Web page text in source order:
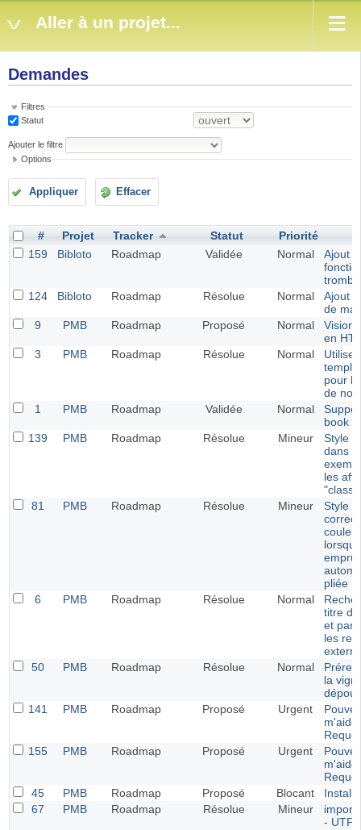
Aller à un projet...
Demandes
Filtres
Statut
Ajouter le filtre
Options
Appliquer Effacer
# Projet Tracker Statut
Priorité
159
Bibloto Roadmap Validée Normal
Ajout
124
Bibloto Roadmap Résolue Normal
Ajout
de
9
PMB Roadmap Proposé Normal
en
3
PMB Roadmap Résolue Normal
pour
de
1
PMB Roadmap Validée Normal
book
139
PMB Roadmap Résolue Mineur
Style
dans
les
81
PMB Roadmap Résolue Mineur
Style
pliée
6
PMB Roadmap Résolue Normal
titre
et par
les
50
PMB Roadmap Résolue Normal
la
141
PMB Roadmap Proposé Urgent
155
PMB Roadmap Proposé Urgent
45
PMB Roadmap Proposé Blocant
67
PMB Roadmap Résolue Mineur
- UTF-